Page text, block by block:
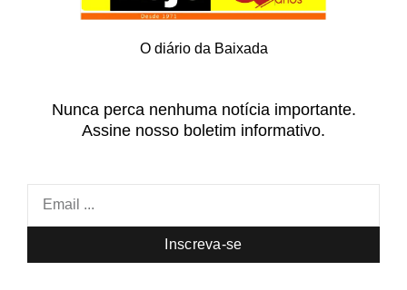
O diário da Baixada
Nunca perca nenhuma notícia importante.
Assine nosso boletim informativo.
Inscreva-se